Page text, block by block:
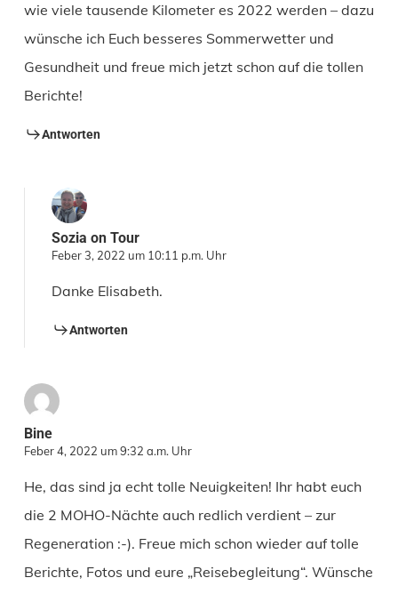
wie viele tausende Kilometer es 2022 werden – dazu
wünsche ich Euch besseres Sommerwetter und
Gesundheit und freue mich jetzt schon auf die tollen
Berichte!
Antworten
Sozia on Tour
Feber 3, 2022 um 10:11 p.m. Uhr
Danke Elisabeth.
Antworten
Bine
Feber 4, 2022 um 9:32 a.m. Uhr
He, das sind ja echt tolle Neuigkeiten! Ihr habt euch
die 2 MOHO-Nächte auch redlich verdient – zur
Regeneration :-). Freue mich schon wieder auf tolle
Berichte, Fotos und eure „Reisebegleitung“. Wünsche